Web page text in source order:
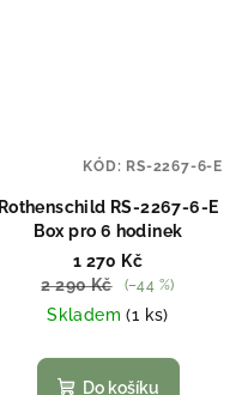
Rothenschild RS-2267-6-E
Box pro 6 hodinek
1 270 Kč
2 290 Kč
(–44 %)
Skladem(1 ks)
Do košíku
KÓD: RS-2267-6-E